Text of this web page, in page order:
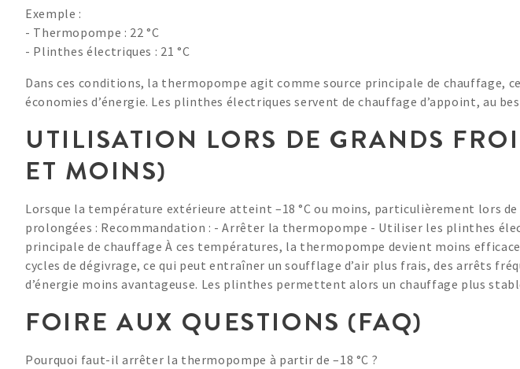
Exemple :
- Thermopompe : 22 °C
- Plinthes électriques : 21 °C
Dans ces conditions, la thermopompe agit comme source principale de chauffage,
économies d’énergie. Les plinthes électriques servent de chauffage d’appoint, au
UTILISATION LORS DE GRANDS
ET MOINS)
Lorsque la température extérieure atteint –18 °C ou moins, particulièrement lors de
prolongées : Recommandation : - Arrêter la thermopompe - Utiliser les plinthes
principale de chauffage À ces températures, la thermopompe devient moins
cycles de dégivrage, ce qui peut entraîner un soufflage d’air plus frais, des arrêts
d’énergie moins avantageuse. Les plinthes permettent alors un chauffage plus
FOIRE AUX QUESTIONS (FAQ)
Pourquoi faut-il arrêter la thermopompe à partir de –18 °C ?